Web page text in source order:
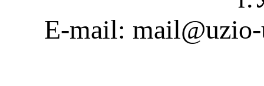
E-mail: